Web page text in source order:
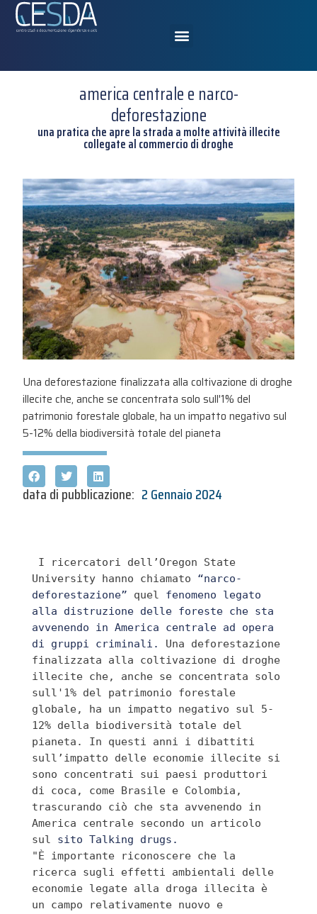
america centrale e narco-
deforestazione
una pratica che apre la strada a molte attività illecite
collegate al commercio di droghe
Una deforestazione finalizzata alla coltivazione di droghe
illecite che, anche se concentrata solo sull'1% del
patrimonio forestale globale, ha un impatto negativo sul
5-12% della biodiversità totale del pianeta
data di pubblicazione: 2 Gennaio 2024
University hanno chiamato “narco-
deforestazione” quel fenomeno legato
alla distruzione delle foreste che sta
avvenendo in America centrale ad opera
di gruppi criminali.
Una deforestazione
finalizzata alla coltivazione di droghe
illecite che, anche se concentrata solo
sull'1% del patrimonio forestale
globale, ha un impatto negativo sul 5-
12% della biodiversità totale del
pianeta. In questi anni i dibattiti
sull’impatto delle economie illecite si
sono concentrati sui paesi produttori
di coca, come Brasile e Colombia,
trascurando ciò che sta avvenendo in
America centrale secondo un articolo
sul sito Talking drugs.
"È importante riconoscere che la
ricerca sugli effetti ambientali delle
economie legate alla droga illecita è
un campo relativamente nuovo e